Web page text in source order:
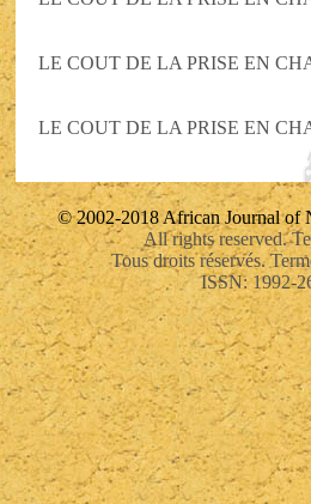
LE COUT DE LA PRISE EN
LE COUT DE LA PRISE EN
© 2002-2018 African Journal of
All rights reserved.
Tous droits réservés.
ISSN: 1992-